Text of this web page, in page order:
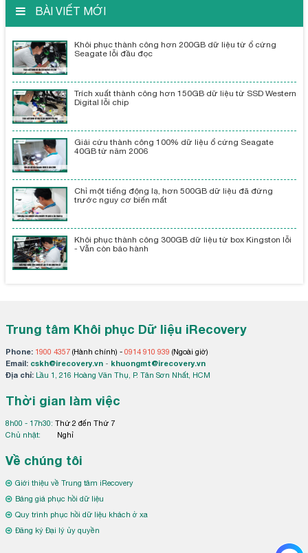
BÀI VIẾT MỚI
Khôi phục thành công hơn 200GB dữ liệu từ ổ cứng
Seagate lỗi đầu đọc
Trích xuất thành công hơn 150GB dữ liệu từ SSD Western
Digital lỗi chip
Giải cứu thành công 100% dữ liệu ổ cứng Seagate
40GB từ năm 2006
Chỉ một tiếng động lạ, hơn 500GB dữ liệu đã đứng
trước nguy cơ biến mất
Khôi phục thành công 300GB dữ liệu từ box Kingston lỗi
- Vẫn còn bảo hành
Trung tâm Khôi phục Dữ liệu iRecovery
Phone: 1900 4357(Hành chính) - 0914 910 939 (Ngoài giờ)
Email: cskh@irecovery.vn- khuongmt@irecovery.vn
Địa chỉ: Lầu 1, 216 Hoàng Văn Thụ, P. Tân Sơn Nhất, HCM
Thời gian làm việc
8h00 - 17h30: Thứ 2 đến Thứ 7
Chủ nhật:
Nghỉ
Về chúng tôi
Giới thiệu về Trung tâm iRecovery
Bảng giá phục hồi dữ liệu
Quy trình phục hồi dữ liệu khách ở xa
Đăng ký Đại lý ủy quyền